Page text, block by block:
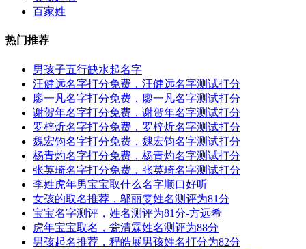
百家姓
热门推荐
男孩子五行缺水起名字
汪健远名字打分免费，汪健远名字测试打分
廖一凡名字打分免费，廖一凡名字测试打分
谢贺年名字打分免费，谢贺年名字测试打分
罗梓炘名字打分免费，罗梓炘名字测试打分
魏宏钧名字打分免费，魏宏钧名字测试打分
杨青灼名字打分免费，杨青灼名字测试打分
张英琦名字打分免费，张英琦名字测试打分
李姓虎年男宝宝取什么名字顺口好听
女孩的取名推荐，邬丽雯姓名测评为81分
宝宝名字测评，姓名测评为81分-方远希
虎年宝宝取名，瓮清霖姓名测评为88分
男孩起名推荐，程皓展男孩姓名打分为82分